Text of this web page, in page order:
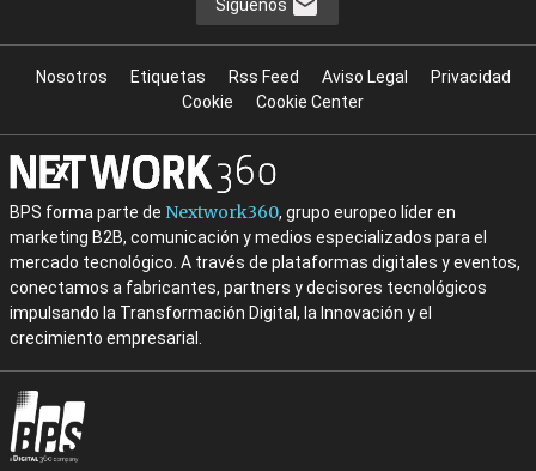
Síguenos
Nosotros Etiquetas Rss Feed Aviso Legal
Privacidad
Cookie
Cookie Center
BPS forma parte de Nextwork360, grupo europeo líder en
marketing B2B, comunicación y medios especializados para el
mercado tecnológico. A través de plataformas digitales y eventos,
conectamos a fabricantes, partners y decisores tecnológicos
impulsando la Transformación Digital, la Innovación y el
crecimiento empresarial.